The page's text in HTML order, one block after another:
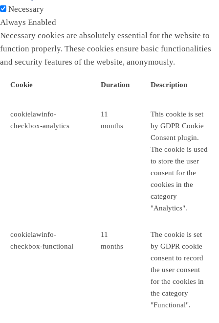
Necessary
Always Enabled
Necessary cookies are absolutely essential for the website to
function properly. These cookies ensure basic functionalities
and security features of the website, anonymously.
Cookie Duration Description
cookielawinfo-
checkbox-analytics
11
months
This cookie is set
by GDPR Cookie
Consent plugin.
The cookie is used
to store the user
consent for the
cookies in the
category
"Analytics".
cookielawinfo-
checkbox-functional
11
months
The cookie is set
by GDPR cookie
consent to record
the user consent
for the cookies in
the category
"Functional".